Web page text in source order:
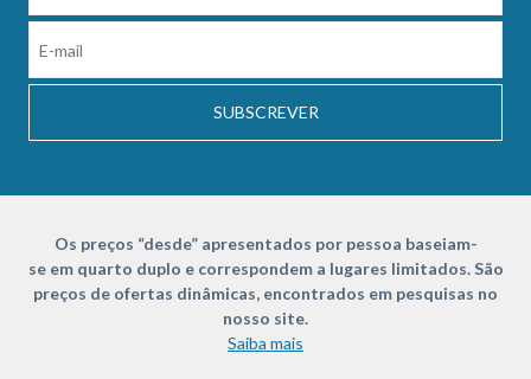
SUBSCREVER
Os preços “desde” apresentados por pessoa baseiam-
se em quarto duplo e correspondem a lugares limitados. São
preços de ofertas dinâmicas, encontrados em pesquisas no
nosso site.
Saiba mais